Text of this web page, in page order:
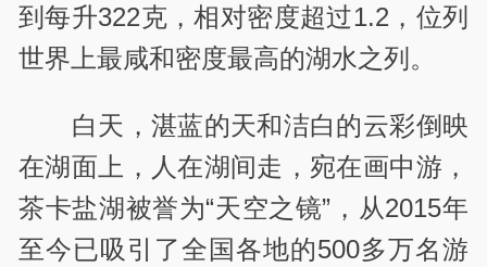
到每升322克，相对密度超过1.2，位列
世界上最咸和密度最高的湖水之列。
白天，湛蓝的天和洁白的云彩倒映
在湖面上，人在湖间走，宛在画中游，
茶卡盐湖被誉为“天空之镜”，从2015年
至今已吸引了全国各地的500多万名游